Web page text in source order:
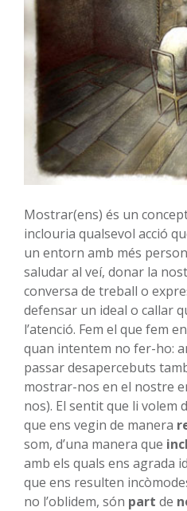
Mostrar(ens) és un
inclouria qualsevol acció
un entorn amb més
saludar al veí, donar la
conversa de treball o
defensar un ideal o callar
l’atenció. Fem el que fem
quan intentem no fer-ho:
passar desapercebuts
mostrar-nos en el nostre
nos). El sentit que li volem
que ens vegin de manera
som, d’una manera que
amb els quals ens agrada
que ens resulten
no l’oblidem, són part de